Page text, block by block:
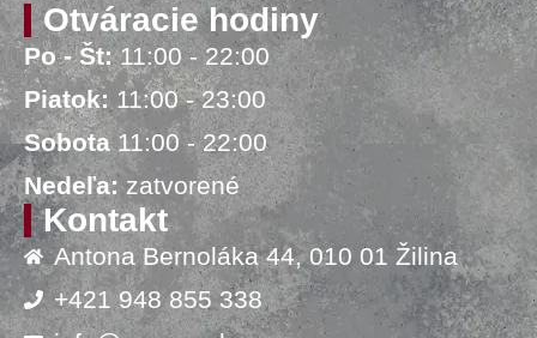
Otváracie hodiny
Po - Št:11:00 - 22:00
Piatok: 11:00 - 23:00
Sobota11:00 - 22:00
Nedeľa:zatvorené
Kontakt
Antona Bernoláka 44, 010 01 Žilina
+421 948 855 338